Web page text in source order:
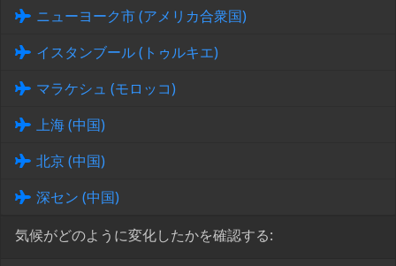
ニューヨーク市 (アメリカ合衆国)
イスタンブール (トゥルキエ)
マラケシュ (モロッコ)
上海 (中国)
北京 (中国)
深セン (中国)
気候がどのように変化したかを確認する: